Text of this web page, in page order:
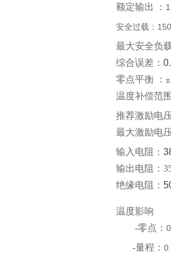
额定输出 ：
安全过载：
最大安全负
综合误差：
零点平衡 ：
温度补偿范
推荐激励电
最大激励电
输入电阻：
输出电阻：
绝缘电阻：
温度影响
-零点：
-量程：